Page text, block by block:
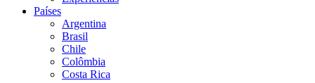
Países
Argentina
Brasil
Chile
Colômbia
Costa Rica